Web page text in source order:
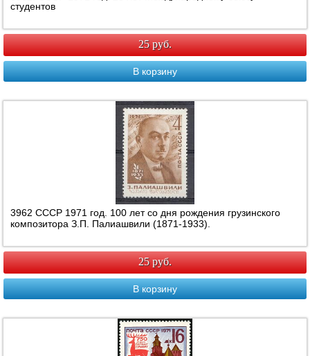
студентов
25 руб.
В корзину
3962 СССР 1971 год. 100 лет со дня рождения грузинского
композитора З.П. Палиашвили (1871-1933).
25 руб.
В корзину